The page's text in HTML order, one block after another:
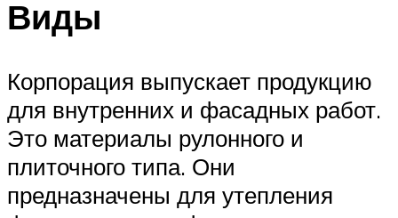
Виды
Корпорация выпускает продукцию
для внутренних и фасадных работ.
Это материалы рулонного и
плиточного типа. Они
предназначены для утепления